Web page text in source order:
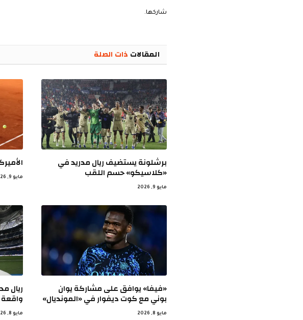
شاركها.
المقالات ذات الصلة
برشلونة يستضيف ريال مدريد في
«كلاسيكو» حسم اللقب
مايو 9, 2026
مايو 9, 2026
«فيفا» يوافق على مشاركة يوان
بوني مع كوت ديفوار في «المونديال»
مايو 8, 2026
ريال
مايو 8, 2026